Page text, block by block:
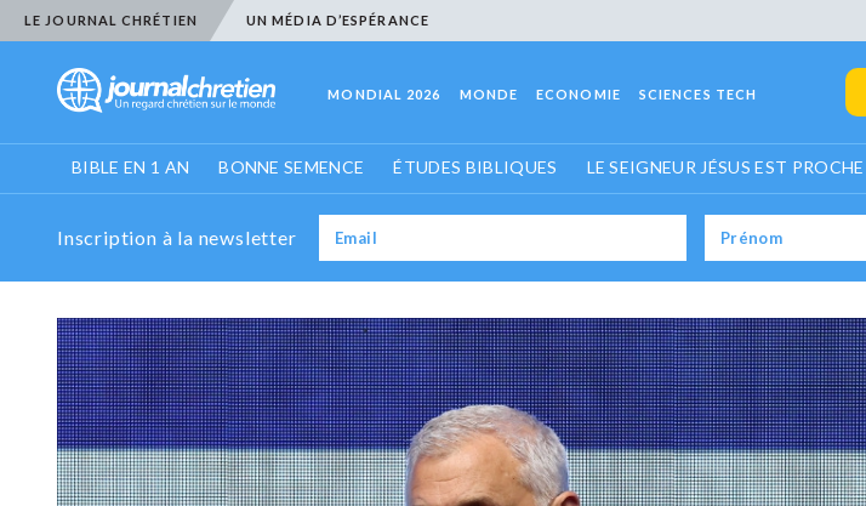
LE JOURNAL CHRÉTIEN UN MÉDIA D’ESPÉRANCE
MONDIAL 2026 MONDE ECONOMIE SCIENCES TECH
BIBLE EN 1 AN BONNE SEMENCE ÉTUDES BIBLIQUES LE SEIGNEUR JÉSUS EST PROCHE
Inscription à la newsletter